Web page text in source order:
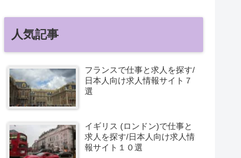
人気記事
フランスで仕事と求人を探す/
日本人向け求人情報サイト７
選
イギリス (ロンドン)で仕事と
求人を探す/日本人向け求人情
報サイト１０選